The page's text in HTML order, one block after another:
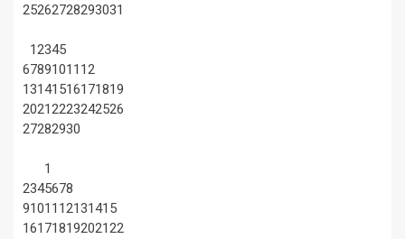
25262728293031
12345
67891011 12
13141516171819
20212223242526
27282930
1
2345678
91011 12131415
16171819202122